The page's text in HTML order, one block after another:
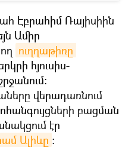
Էբրահիմ Ռայիսիին
Ամիր
ուղղաթիռը
հյուսիս-
վերադառնում
բացման
էր
Ալիևը :